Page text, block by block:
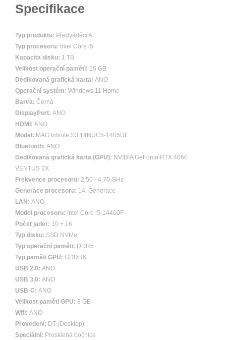
Specifikace
Typ produktu: Předváděcí A
Typ procesoru: Intel Core i5
Kapacita disku: 1 TB
Velikost operační paměti: 16 GB
Dedikovaná grafická karta: ANO
Operační systém: Windows 11 Home
Barva: Černá
DisplayPort: ANO
HDMI: ANO
Model: MAG Infinite S3 14NUC5-1405DE
Bluetooth: ANO
Dedikovaná grafická karta (GPU): NVIDIA GeForce RTX 4060
VENTUS 2X
Frekvence procesoru: 2,50 - 4,70 GHz
Generace procesoru: 14. Generace
LAN: ANO
Model procesoru: Intel Core i5-14400F
Počet jader: 10 + 16
Typ disku: SSD NVMe
Typ operační paměti: DDR5
Typ paměti GPU: GDDR6
USB 2.0: ANO
USB 3.0: ANO
USB-C: ANO
Velikost paměti GPU: 8 GB
Wifi: ANO
Provedení: DT (Desktop)
Speciální: Prosklená bočnice